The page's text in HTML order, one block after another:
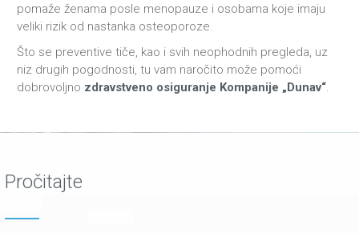
pomaže ženama posle menopauze i osobama koje imaju
veliki rizik od nastanka osteoporoze.
Što se preventive tiče, kao i svih neophodnih pregleda, uz
niz drugih pogodnosti, tu vam naročito može pomoći
dobrovoljno zdravstveno osiguranje Kompanije „Dunav“.
Pročitajte